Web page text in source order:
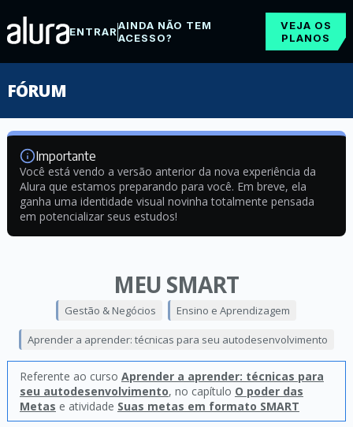
ENTRARAINDA NÃO TEM
ACESSO?
VEJA OS
PLANOS
FÓRUM
Importante
Você está vendo a versão anterior da nova experiência da
Alura que estamos preparando para você. Em breve, ela
ganha uma identidade visual novinha totalmente pensada
em potencializar seus estudos!
MEU SMART
Gestão & Negócios Ensino e Aprendizagem
Aprender a aprender: técnicas para seu autodesenvolvimento
Referente ao curso Aprender a aprender: técnicas para
seu autodesenvolvimento, no capítulo O poder das
Metas e atividade Suas metas em formato SMART